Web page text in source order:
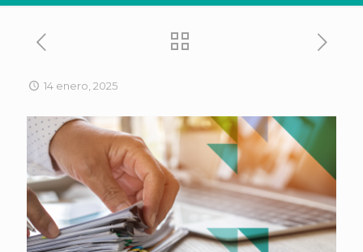
14 enero, 2025